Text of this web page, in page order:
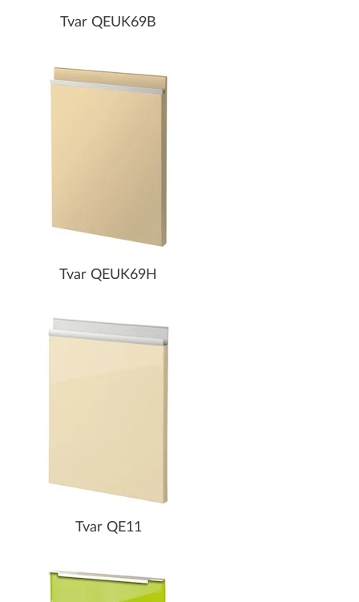
Tvar QEUK69B
Tvar QEUK69H
Tvar QE11